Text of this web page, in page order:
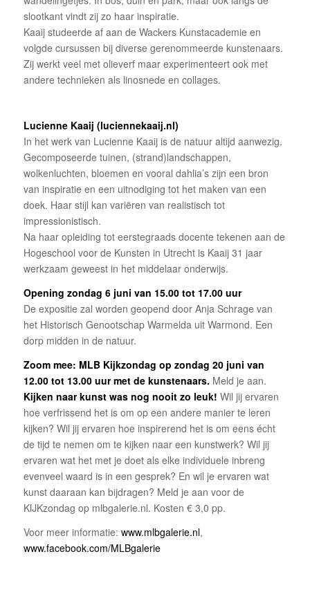
slootkant vindt zij zo haar inspiratie.
Kaaij studeerde af aan de Wackers Kunstacademie en
volgde cursussen bij diverse gerenommeerde kunstenaars.
Zij werkt veel met olieverf maar experimenteert ook met
andere technieken als linosnede en collages.
Lucienne Kaaij (luciennekaaij.nl)
In het werk van Lucienne Kaaij is de natuur altijd aanwezig.
Gecomposeerde tuinen, (strand)landschappen,
wolkenluchten, bloemen en vooral dahlia’s zijn een bron
van inspiratie en een uitnodiging tot het maken van een
doek. Haar stijl kan variëren van realistisch tot
impressionistisch.
Na haar opleiding tot eerstegraads docente tekenen aan de
Hogeschool voor de Kunsten in Utrecht is Kaaij 31 jaar
werkzaam geweest in het middelaar onderwijs.
Opening zondag 6 juni van 15.00 tot 17.00 uur
De expositie zal worden geopend door Anja Schrage van
het Historisch Genootschap Warmelda uit Warmond. Een
dorp midden in de natuur.
Zoom mee: MLB Kijkzondag op zondag 20 juni van
12.00 tot 13.00 uur met de kunstenaars. Meld je aan.
Kijken naar kunst was nog nooit zo leuk! Wil jij ervaren
hoe verfrissend het is om op een andere manier te leren
kijken? Wil jij ervaren hoe inspirerend het is om eens écht
de tijd te nemen om te kijken naar een kunstwerk? Wil jij
ervaren wat het met je doet als elke individuele inbreng
evenveel waard is in een gesprek? En wil je ervaren wat
kunst daaraan kan bijdragen? Meld je aan voor de
KIJKzondag op mlbgalerie.nl. Kosten € 3,0 pp.
Voor meer informatie: www.mlbgalerie.nl,
www.facebook.com/MLBgalerie